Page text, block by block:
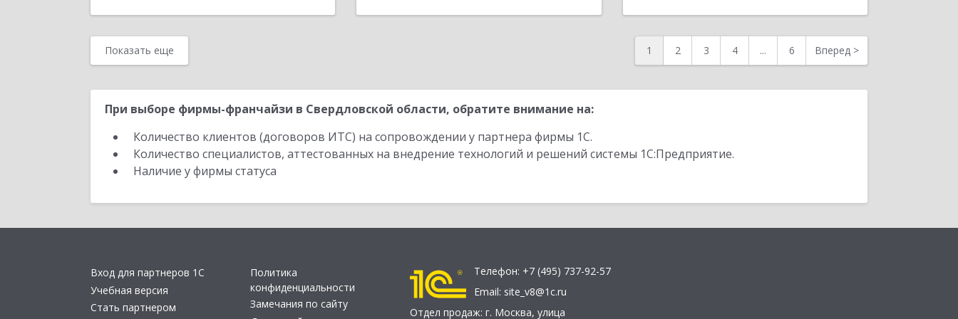
Показать еще 1 2 3 4 ... 6 Вперед >
При выборе фирмы-франчайзи в Свердловской области, обратите внимание на:
Количество клиентов (договоров ИТС) на сопровождении у партнера фирмы 1С.
Количество специалистов, аттестованных на внедрение технологий и решений системы 1С:Предприятие.
Наличие у фирмы статуса
Вход для партнеров 1С
Учебная версия
Стать партнером
Политика
конфиденциальности
Замечания по сайту
Телефон: +7 (495) 737-92-57
Email: site_v8@1c.ru
Отдел продаж: г. Москва, улица